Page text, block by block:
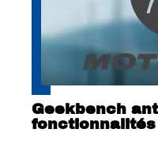
Geekbench
fonctionnalités